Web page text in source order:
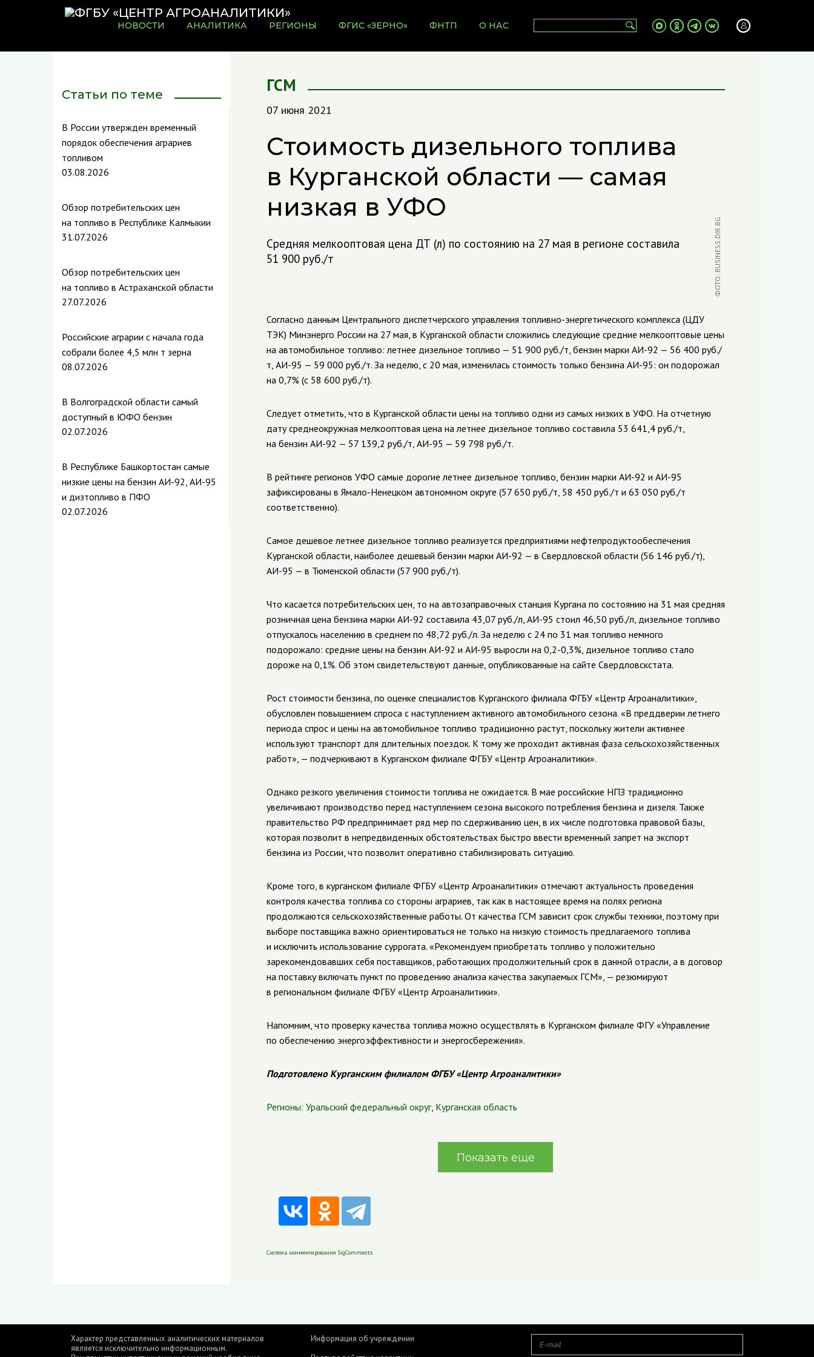
НОВОСТИ АНАЛИТИКА РЕГИОНЫ ФГИС «ЗЕРНО» ФНТП О НАС
Статьи по теме
В России утвержден временный
порядок обеспечения аграриев
топливом
03.08.2026
Обзор потребительских цен
на топливо в Республике Калмыкии
31.07.2026
Обзор потребительских цен
на топливо в Астраханской области
27.07.2026
Российские аграрии с начала года
собрали более 4,5 млн т зерна
08.07.2026
В Волгоградской области самый
доступный в ЮФО бензин
02.07.2026
В Республике Башкортостан самые
низкие цены на бензин АИ-92, АИ-95
и дизтопливо в ПФО
02.07.2026
ГСМ
07 июня 2021
Стоимость дизельного топлива
в Курганской области — самая
низкая в УФО
Средняя мелкооптовая цена ДТ (л) по состоянию на 27 мая в регионе составила
51 900 руб./т
ФОТО: BUSINESS.DIR.BG
Согласно данным Центрального диспетчерского управления топливно-энергетического комплекса (ЦДУ
ТЭК) Минэнерго России на 27 мая, в Курганской области сложились следующие средние мелкооптовые цены
на автомобильное топливо: летнее дизельное топливо — 51 900 руб./т, бензин марки АИ-92 — 56 400 руб./
т, АИ-95 — 59 000 руб./т. За неделю, с 20 мая, изменилась стоимость только бензина АИ-95: он подорожал
на 0,7% (с 58 600 руб./т).
Следует отметить, что в Курганской области цены на топливо одни из самых низких в УФО. На отчетную
дату среднеокружная мелкооптовая цена на летнее дизельное топливо составила 53 641,4 руб./т,
на бензин АИ-92 — 57 139,2 руб./т, АИ-95 — 59 798 руб./т.
В рейтинге регионов УФО самые дорогие летнее дизельное топливо, бензин марки АИ-92 и АИ-95
зафиксированы в Ямало-Ненецком автономном округе (57 650 руб./т, 58 450 руб./т и 63 050 руб./т
соответственно).
Самое дешевое летнее дизельное топливо реализуется предприятиями нефтепродуктообеспечения
Курганской области, наиболее дешевый бензин марки АИ-92 — в Свердловской области (56 146 руб./т),
АИ-95 — в Тюменской области (57 900 руб./т).
Что касается потребительских цен, то на автозаправочных станция Кургана по состоянию на 31 мая средняя
розничная цена бензина марки АИ-92 составила 43,07 руб./л, АИ-95 стоил 46,50 руб./л, дизельное топливо
отпускалось населению в среднем по 48,72 руб./л. За неделю с 24 по 31 мая топливо немного
подорожало: средние цены на бензин АИ-92 и АИ-95 выросли на 0,2-0,3%, дизельное топливо стало
дороже на 0,1%. Об этом свидетельствуют данные, опубликованные на сайте Свердловскстата.
Рост стоимости бензина, по оценке специалистов Курганского филиала ФГБУ «Центр Агроаналитики»,
обусловлен повышением спроса с наступлением активного автомобильного сезона. «В преддверии летнего
периода спрос и цены на автомобильное топливо традиционно растут, поскольку жители активнее
используют транспорт для длительных поездок. К тому же проходит активная фаза сельскохозяйственных
работ», — подчеркивают в Курганском филиале ФГБУ «Центр Агроаналитики».
Однако резкого увеличения стоимости топлива не ожидается. В мае российские НПЗ традиционно
увеличивают производство перед наступлением сезона высокого потребления бензина и дизеля. Также
правительство РФ предпринимает ряд мер по сдерживанию цен, в их числе подготовка правовой базы,
которая позволит в непредвиденных обстоятельствах быстро ввести временный запрет на экспорт
бензина из России, что позволит оперативно стабилизировать ситуацию.
Кроме того, в курганском филиале ФГБУ «Центр Агроаналитики» отмечают актуальность проведения
контроля качества топлива со стороны аграриев, так как в настоящее время на полях региона
продолжаются сельскохозяйственные работы. От качества ГСМ зависит срок службы техники, поэтому при
выборе поставщика важно ориентироваться не только на низкую стоимость предлагаемого топлива
и исключить использование суррогата. «Рекомендуем приобретать топливо у положительно
зарекомендовавших себя поставщиков, работающих продолжительный срок в данной отрасли, а в договор
на поставку включать пункт по проведению анализа качества закупаемых ГСМ», — резюмируют
в региональном филиале ФГБУ «Центр Агроаналитики».
Напомним, что проверку качества топлива можно осуществлять в Курганском филиале ФГУ «Управление
по обеспечению энергоэффективности и энергосбережения».
Подготовлено Курганским филиалом ФГБУ «Центр Агроаналитики»
Регионы: Уральский федеральный округ, Курганская область
Показать еще
Система комментирования SigComments
Характер представленных аналитических материалов
является исключительно информационным.
Информация об учреждении